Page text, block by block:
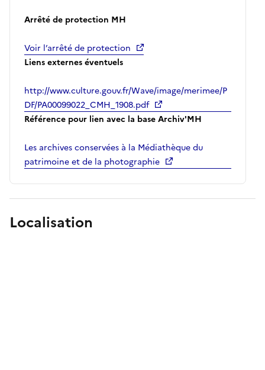
Arrêté de protection MH
Voir l’arrêté de protection
Liens externes éventuels
http://www.culture.gouv.fr/Wave/image/merimee/P
DF/PA00099022_CMH_1908.pdf
Référence pour lien avec la base Archiv'MH
Les archives conservées à la Médiathèque du
patrimoine et de la photographie
Localisation